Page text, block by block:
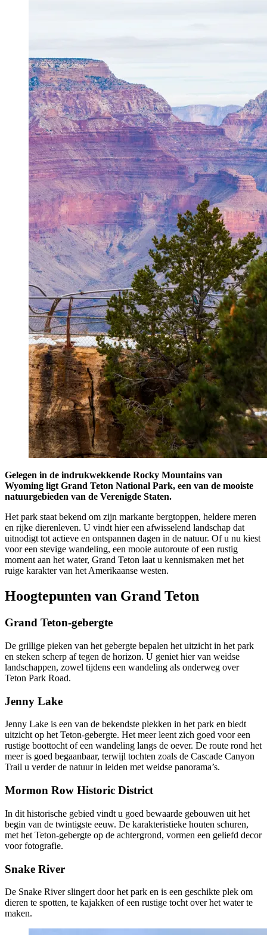
Gelegen in de indrukwekkende Rocky Mountains van
Wyoming ligt Grand Teton National Park, een van de mooiste
natuurgebieden van de Verenigde Staten.
Het park staat bekend om zijn markante bergtoppen, heldere meren
en rijke dierenleven. U vindt hier een afwisselend landschap dat
uitnodigt tot actieve en ontspannen dagen in de natuur. Of u nu kiest
voor een stevige wandeling, een mooie autoroute of een rustig
moment aan het water, Grand Teton laat u kennismaken met het
ruige karakter van het Amerikaanse westen.
Hoogtepunten van Grand Teton
Grand Teton-gebergte
De grillige pieken van het gebergte bepalen het uitzicht in het park
en steken scherp af tegen de horizon. U geniet hier van weidse
landschappen, zowel tijdens een wandeling als onderweg over
Teton Park Road.
Jenny Lake
Jenny Lake is een van de bekendste plekken in het park en biedt
uitzicht op het Teton-gebergte. Het meer leent zich goed voor een
rustige boottocht of een wandeling langs de oever. De route rond het
meer is goed begaanbaar, terwijl tochten zoals de Cascade Canyon
Trail u verder de natuur in leiden met weidse panorama’s.
Mormon Row Historic District
In dit historische gebied vindt u goed bewaarde gebouwen uit het
begin van de twintigste eeuw. De karakteristieke houten schuren,
met het Teton-gebergte op de achtergrond, vormen een geliefd decor
voor fotografie.
Snake River
De Snake River slingert door het park en is een geschikte plek om
dieren te spotten, te kajakken of een rustige tocht over het water te
maken.